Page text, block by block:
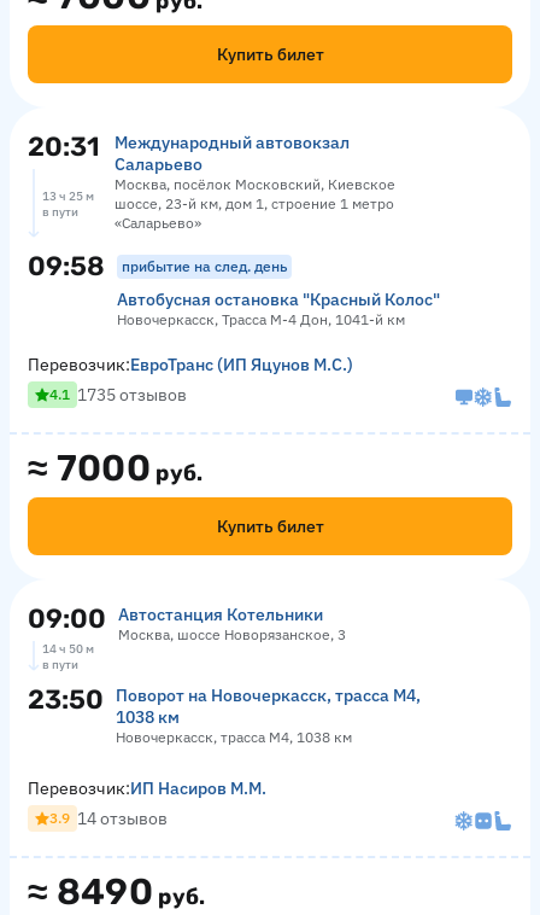
Купить билет
20:31
Международный автовокзал
Саларьево
Москва, посёлок Московский, Киевское
шоссе, 23-й км, дом 1, строение 1 метро
«Саларьево»
13 ч 25 м
в пути
09:58 прибытие на след. день
Автобусная остановка "Красный Колос"
Новочеркасск, Трасса М-4 Дон, 1041-й км
≈ 7000 руб.
Купить билет
Перевозчик:ЕвроТранс (ИП Яцунов М.С.)
4.1 1735 отзывов
09:00 Автостанция Котельники
Москва, шоссе Новорязанское, 3
14 ч 50 м
в пути
23:50
Поворот на Новочеркасск, трасса М4,
1038 км
Новочеркасск, трасса М4, 1038 км
≈ 8490 руб.
Перевозчик:ИП Насиров М.М.
3.9 14 отзывов